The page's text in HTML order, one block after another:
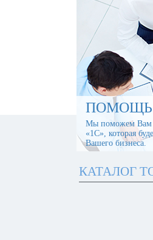
ПОМОЩЬ
Мы поможем Вам
«1С», которая
Вашего бизнеса.
КАТАЛОГ